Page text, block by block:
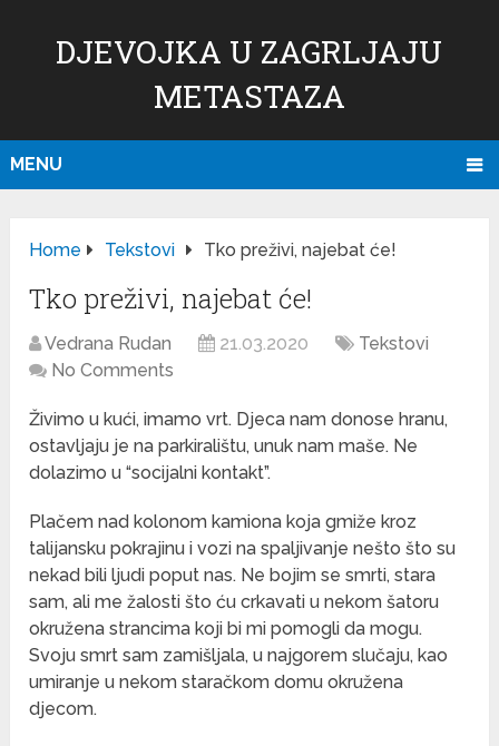
DJEVOJKA U ZAGRLJAJU
METASTAZA
MENU
Home Tekstovi Tko preživi, najebat će!
Tko preživi, najebat će!
Vedrana Rudan 21.03.2020
Tekstovi
No Comments
Živimo u kući, imamo vrt. Djeca nam donose hranu,
ostavljaju je na parkiralištu, unuk nam maše. Ne
dolazimo u “socijalni kontakt”.
Plačem nad kolonom kamiona koja gmiže kroz
talijansku pokrajinu i vozi na spaljivanje nešto što su
nekad bili ljudi poput nas. Ne bojim se smrti, stara
sam, ali me žalosti što ću crkavati u nekom šatoru
okružena strancima koji bi mi pomogli da mogu.
Svoju smrt sam zamišljala, u najgorem slučaju, kao
umiranje u nekom staračkom domu okružena
djecom.